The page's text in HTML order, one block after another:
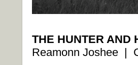
THE HUNTER AND
Reamonn Joshee |